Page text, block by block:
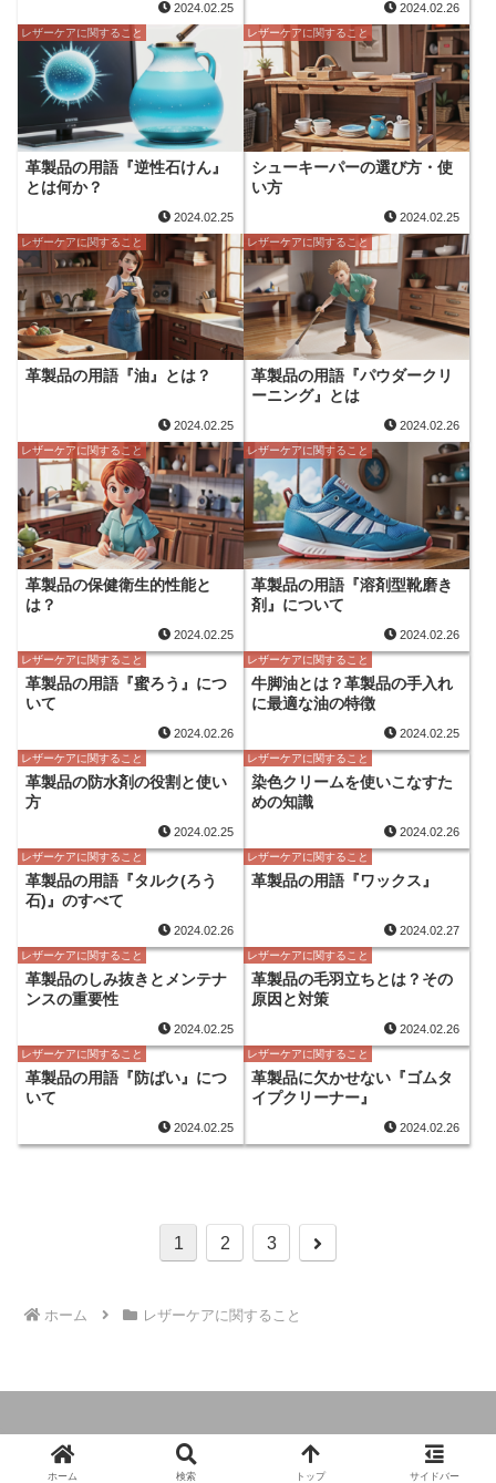
2024.02.25 2024.02.26
レザーケアに関すること
革製品の用語『逆性石けん』
とは何か？
2024.02.25
レザーケアに関すること
シューキーパーの選び方・使
い方
2024.02.25
レザーケアに関すること
革製品の用語『油』とは？
2024.02.25
レザーケアに関すること
革製品の用語『パウダークリ
ーニング』とは
2024.02.26
レザーケアに関すること
革製品の保健衛生的性能と
は？
2024.02.25
レザーケアに関すること
革製品の用語『溶剤型靴磨き
剤』について
2024.02.26
レザーケアに関すること
革製品の用語『蜜ろう』につ
いて
2024.02.26
レザーケアに関すること
牛脚油とは？革製品の手入れ
に最適な油の特徴
2024.02.25
レザーケアに関すること
革製品の防水剤の役割と使い
方
2024.02.25
レザーケアに関すること
染色クリームを使いこなすた
めの知識
2024.02.26
レザーケアに関すること
革製品の用語『タルク(ろう
石)』のすべて
2024.02.26
レザーケアに関すること
革製品の用語『ワックス』
2024.02.27
レザーケアに関すること
革製品のしみ抜きとメンテナ
ンスの重要性
2024.02.25
レザーケアに関すること
革製品の毛羽立ちとは？その
原因と対策
2024.02.26
レザーケアに関すること
革製品の用語『防ばい』につ
いて
2024.02.25
レザーケアに関すること
革製品に欠かせない『ゴムタ
イプクリーナー』
2024.02.26
1 2 3
次
ホーム レザーケアに関すること
© 2024 革製品とオーダーのガイドブック.
ホーム 検索 トップ サイドバー